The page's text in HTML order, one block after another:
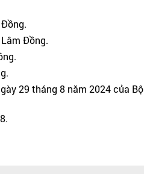
Đồng.
29 tháng 8 năm 2024 của Bộ